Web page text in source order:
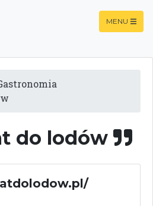
MENU
do lodów